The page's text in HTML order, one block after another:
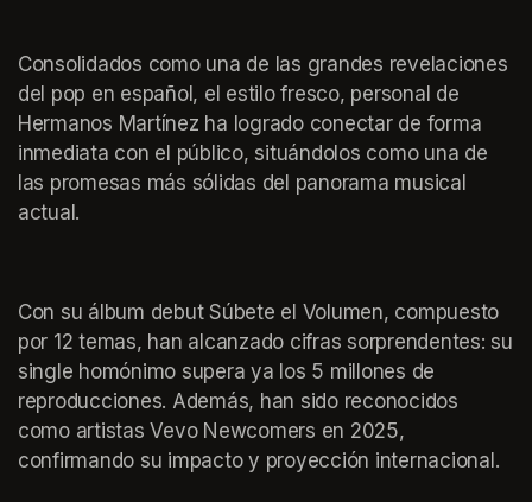
Consolidados como una de las grandes revelaciones
del pop en español, el estilo fresco, personal de
Hermanos Martínez ha logrado conectar de forma
inmediata con el público, situándolos como una de
las promesas más sólidas del panorama musical
actual.
Con su álbum debut Súbete el Volumen, compuesto
por 12 temas, han alcanzado cifras sorprendentes: su
single homónimo supera ya los 5 millones de
reproducciones. Además, han sido reconocidos
como artistas Vevo Newcomers en 2025,
confirmando su impacto y proyección internacional.